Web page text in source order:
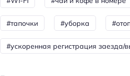
Только для взрослых
Номеров: 1
Дата постройки: 2020
#тапочки #уборка
#ускоренная регистрация заезда/